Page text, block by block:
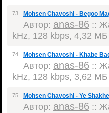
73 Mohsen Chavoshi - Begoo
Автор: anas-86 ::
kHz, 128 kbps, 4,32 МБ
74 Mohsen Chavoshi - Khabe
Автор: anas-86 ::
kHz, 128 kbps, 3,62 МБ
75 Mohsen Chavoshi - Ye
Автор: anas-86 ::